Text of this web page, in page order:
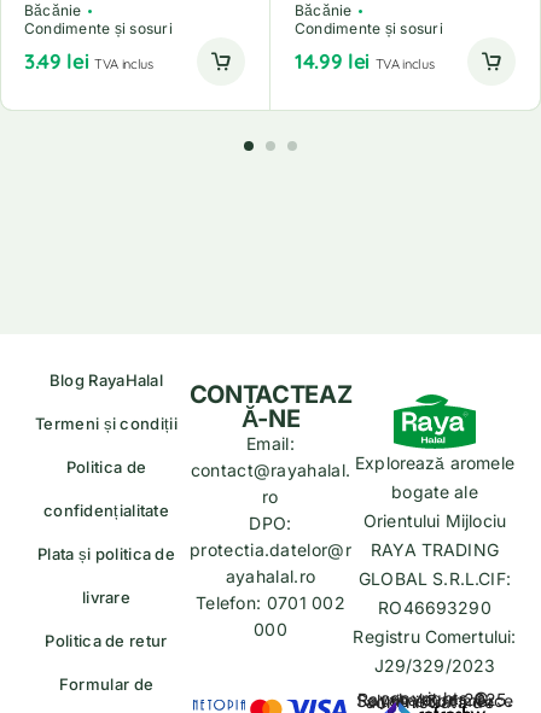
Băcănie
Condimente și sosuri
3.49 lei TVA inclus
Băcănie
Condimente și sosuri
14.99 lei TVA inclus
Blog RayaHalal
Termeni și condiții
Politica de
confidențialitate
Plata și politica de
livrare
Politica de retur
Formular de
Explorează aromele
bogate ale
Orientului Mijlociu
RAYA TRADING
GLOBAL S.R.L.CIF:
RO46693290
Registru Comertului:
J29/329/2023
copyrights © Rayahalal.ro 2025. Soluție eCommerce administrată de
CONTACTEAZ
Ă-NE
Email:
contact@rayahalal.
ro
DPO:
protectia.datelor@r
ayahalal.ro
Telefon: 0701 002
000